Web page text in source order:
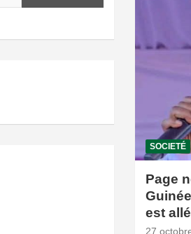
SOCIETÉ
Page
est allé
27